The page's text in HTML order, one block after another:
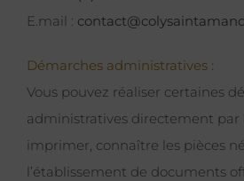
E.mail :
Démarches administratives :
Vous pouvez réaliser certaines
administratives directement par
imprimer, connaître les pièces
l’établissement de documents